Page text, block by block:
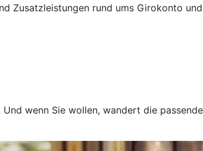
Zusatzleistungen rund ums Girokonto
wenn Sie wollen, wandert die